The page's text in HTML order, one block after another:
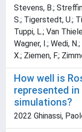
Stevens, B.;
S.; Tigerstedt, U.;
Tuppi, L.; Van
Wagner, I.; Wedi,
X.; Ziemen, F.;
How well is
represented in
simulations?
2022 Ghinassi,